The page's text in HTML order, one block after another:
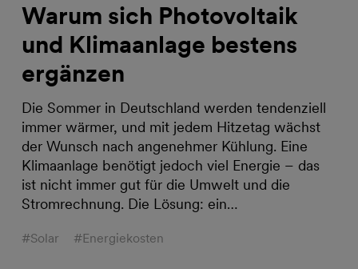
Warum sich Photovoltaik
und Klimaanlage bestens
ergänzen
Die Sommer in Deutschland werden tendenziell
immer wärmer, und mit jedem Hitzetag wächst
der Wunsch nach angenehmer Kühlung. Eine
Klimaanlage benötigt jedoch viel Energie – das
ist nicht immer gut für die Umwelt und die
Stromrechnung. Die Lösung: ein…
#Solar #Energiekosten